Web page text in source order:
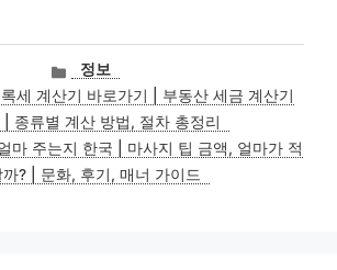
카
테
고
리
정보
세 계산기 바로가기 | 부동산 세금 계산기
| 종류별 계산 방법, 절차 총정리
마 주는지 한국 | 마사지 팁 금액, 얼마가 적
까? | 문화, 후기, 매너 가이드